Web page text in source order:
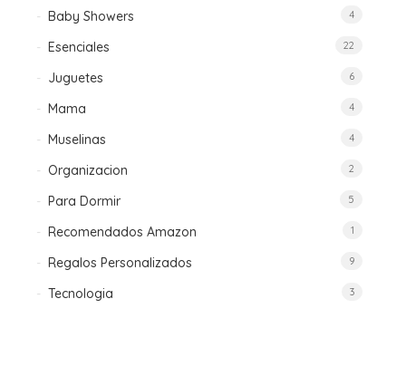
Baby Showers 4
Esenciales 22
Juguetes 6
Mama 4
Muselinas 4
Organizacion 2
Para Dormir 5
Recomendados Amazon 1
Regalos Personalizados 9
Tecnologia 3